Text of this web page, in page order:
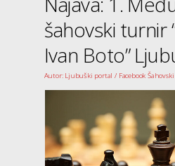
šahovski turnir
Ivan Boto”
Autor: Ljubuški portal / Facebook